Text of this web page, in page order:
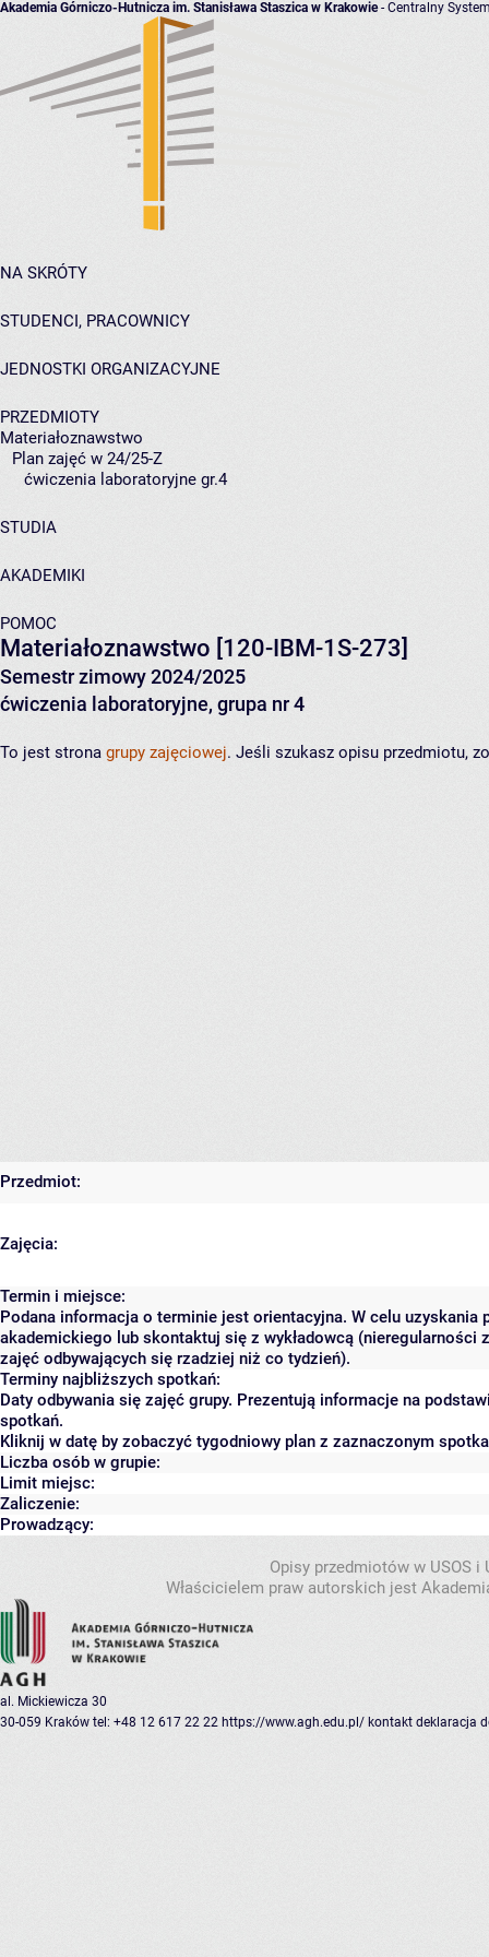
Akademia Górniczo-Hutnicza im. Stanisława Staszica w Krakowie- Centralny
NA SKRÓTY
STUDENCI, PRACOWNICY
JEDNOSTKI ORGANIZACYJNE
PRZEDMIOTY
Materiałoznawstwo
Plan zajęć w 24/25-Z
ćwiczenia laboratoryjne gr.4
STUDIA
AKADEMIKI
POMOC
Materiałoznawstwo [120-IBM-1S-273]
Semestr zimowy 2024/2025
ćwiczenia laboratoryjne, grupa nr 4
To jest strona grupy zajęciowej. Jeśli szukasz opisu przedmiotu,
Przedmiot:
Zajęcia:
Termin i miejsce:
Podana informacja o terminie jest orientacyjna. W celu
akademickiego lub skontaktuj się z wykładowcą (nieregularności
zajęć odbywających się rzadziej niż co tydzień).
Terminy najbliższych spotkań:
Daty odbywania się zajęć grupy. Prezentują informacje na
spotkań.
Kliknij w datę by zobaczyć tygodniowy plan z zaznaczonym
Liczba osób w grupie:
Limit miejsc:
Zaliczenie:
Prowadzący:
Opisy przedmiotów w USOS
Właścicielem praw autorskich jest
al. Mickiewicza 30
30-059 Kraków tel: +48 12 617 22 22 https://www.agh.edu.pl/ kontakt deklaracja